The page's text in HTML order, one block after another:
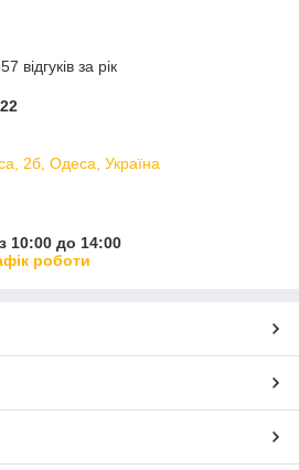
відгуків за рік
2б, Одеса, Україна
10:00 до 14:00
роботи